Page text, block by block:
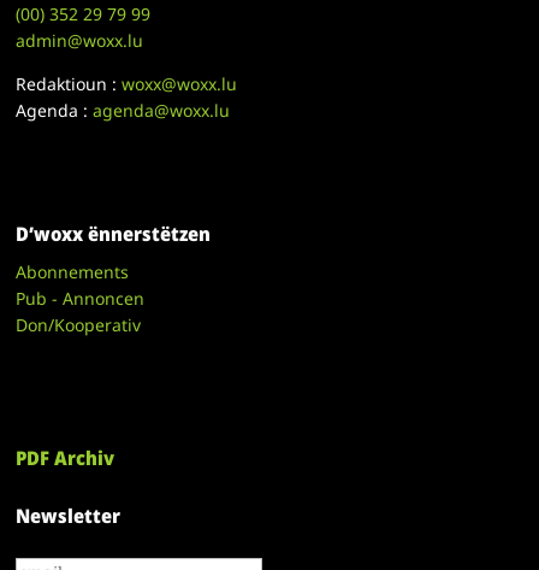
(00)352 29 79 99
admin@woxx.lu
Redaktioun :woxx@woxx.lu
Agenda :agenda@woxx.lu
D’woxx ënnerstëtzen
Abonnements
Pub - Annoncen
Don/Kooperativ
PDF Archiv
Newsletter